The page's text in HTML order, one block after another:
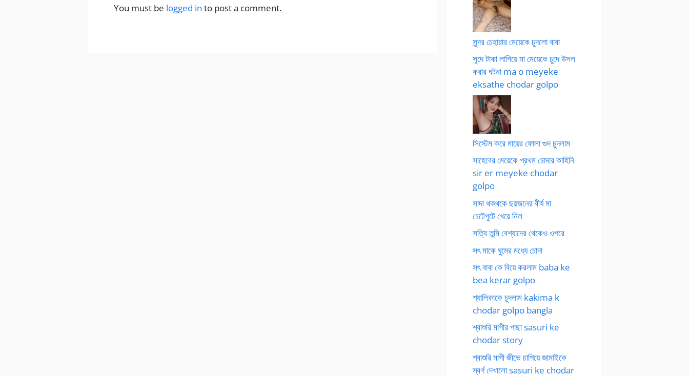
You must be logged in to post a comment.
সুন্দর চেহারার মেয়েকে চুদলো বাবা
সুদে টাকা লাগিয়ে মা মেয়েকে চুদে উসল
করার ঘটনা ma o meyeke
eksathe chodar golpo
সিস্টেম করে মায়ের ফোলা গুদ চুদলাম
সাহেবের মেয়েকে প্রথম চোদার কাহিনি
sir er meyeke chodar
golpo
সাদা থকথকে ছয়জনের বীর্য মা
চেটেপুটে খেয়ে নিল
সত্যি তুমি বেশ্যাদের থেকেও ওপরে
সৎ মাকে ঘুমের মধ্যে চোদা
সৎ বাবা কে বিয়ে করলাম baba ke
bea kerar golpo
শ্যালিকাকে চুদলাম kakima k
chodar golpo bangla
শ্বাশুরি মাগীর পাছা sasuri ke
chodar story
শ্বাশুরি মাগী জীভে চাপিয়ে জামাইকে
স্বর্গ দেখালো sasuri ke chodar